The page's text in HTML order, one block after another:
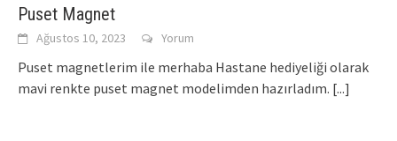
Puset Magnet
Ağustos 10, 2023 Yorum
Puset magnetlerim ile merhaba Hastane hediyeliği olarak
mavi renkte puset magnet modelimden hazırladım. [...]